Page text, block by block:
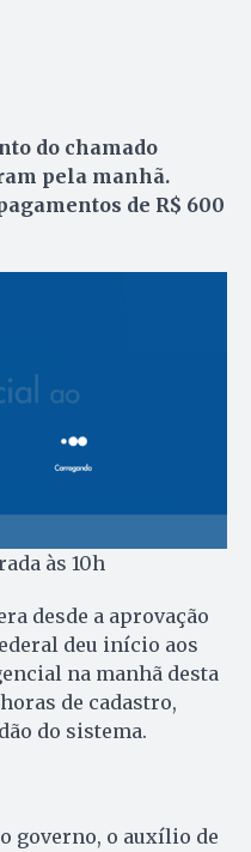
do chamado
pela manhã.
de R$ 600
às 10h
desde a aprovação
deu início aos
na manhã desta
de cadastro,
do sistema.
governo, o auxílio de